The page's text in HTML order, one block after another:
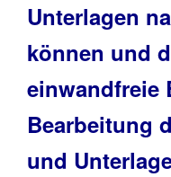
Unterlagen
können und
einwandfreie
Bearbeitung
und